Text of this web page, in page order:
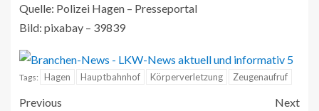
Quelle: Polizei Hagen – Presseportal
Bild: pixabay – 39839
Tags: Hagen Hauptbahnhof Körperverletzung Zeugenaufruf
Previous
Next